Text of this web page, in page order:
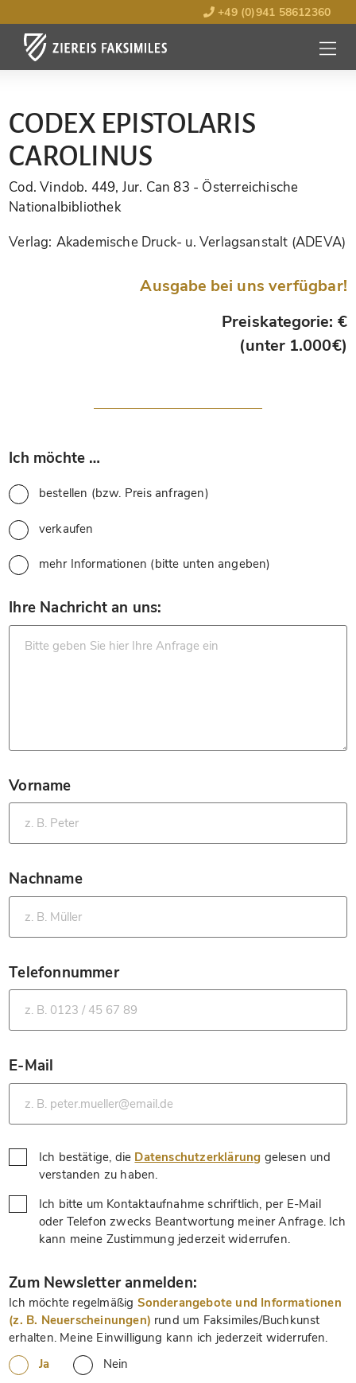
+49 (0)941 58612360
MENÜ
CODEX EPISTOLARIS
CAROLINUS
Cod. Vindob. 449, Jur. Can 83 - Österreichische
Nationalbibliothek
Verlag: Akademische Druck- u. Verlagsanstalt (ADEVA)
Ausgabe bei uns verfügbar!
Preiskategorie: €
(unter 1.000€)
Ich möchte …
bestellen (bzw. Preis anfragen)
verkaufen
mehr Informationen (bitte unten angeben)
Ihre Nachricht an uns:
Vorname
*
Nachname
*
Telefonnummer
*
E-Mail
*
Ich bestätige, die Datenschutzerklärung gelesen und
verstanden zu haben.
Ich bitte um Kontaktaufnahme schriftlich, per E-Mail
oder Telefon zwecks Beantwortung meiner Anfrage. Ich
kann meine Zustimmung jederzeit widerrufen.
Zum Newsletter anmelden:
Ich möchte regelmäßig Sonderangebote und Informationen
(z. B. Neuerscheinungen) rund um Faksimiles/Buchkunst
erhalten. Meine Einwilligung kann ich jederzeit widerrufen.
Ja
Nein